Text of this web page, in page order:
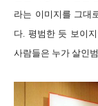
라는 이미지를 그대
다. 평범한 듯 보이
사람들은 누가 살인